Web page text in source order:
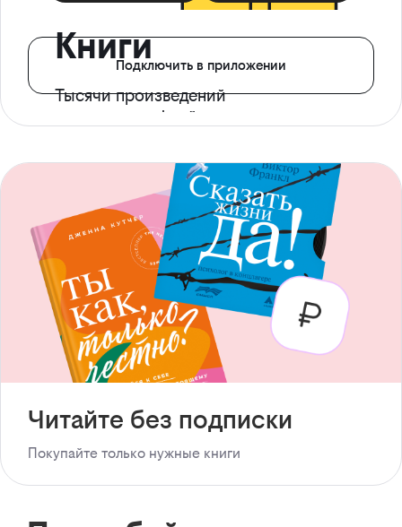
Книги
Тысячи произведений
с доступом офлайн
Подключить в приложении
Читайте без подписки
Покупайте только нужные книги